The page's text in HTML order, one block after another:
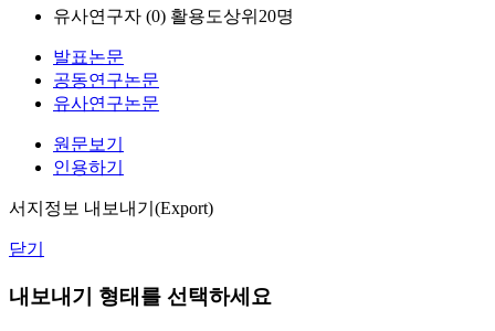
유사연구자 (0) 활용도상위20명
발표논문
공동연구논문
유사연구논문
원문보기
인용하기
서지정보 내보내기(Export)
닫기
내보내기 형태를 선택하세요